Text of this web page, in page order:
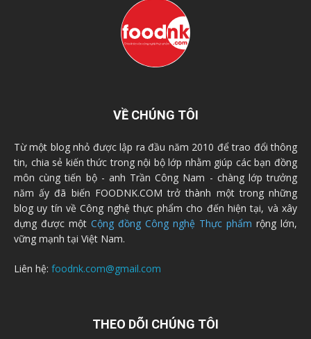
VỀ CHÚNG TÔI
Từ một blog nhỏ được lập ra đầu năm 2010 để trao đổi thông
tin, chia sẻ kiến thức trong nội bộ lớp nhằm giúp các bạn đồng
môn cùng tiến bộ - anh Trần Công Nam - chàng lớp trưởng
năm ấy đã biến FOODNK.COM trở thành một trong những
blog uy tín về Công nghệ thực phẩm cho đến hiện tại, và xây
dựng được một Cộng đồng Công nghệ Thực phẩm rộng lớn,
vững mạnh tại Việt Nam.
Liên hệ: foodnk.com@gmail.com
THEO DÕI CHÚNG TÔI